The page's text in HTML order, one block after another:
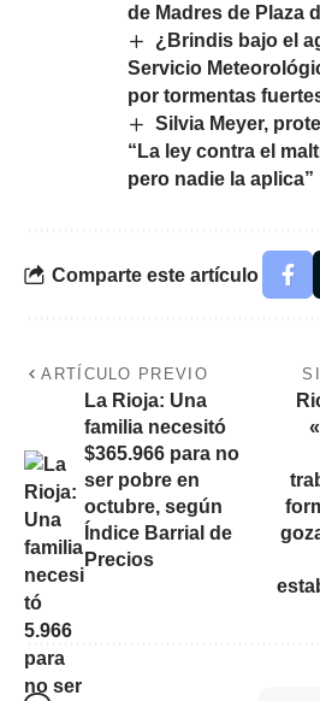
de Madres de Plaza
¿Brindis bajo el
Servicio
por tormentas
Silvia Meyer,
“La ley contra el
pero nadie la aplica”
Comparte este artículo
ARTÍCULO PREVIO
La Rioja: Una
familia necesitó
$365.966 para no
ser pobre en
octubre, según
Índice Barrial de
Precios